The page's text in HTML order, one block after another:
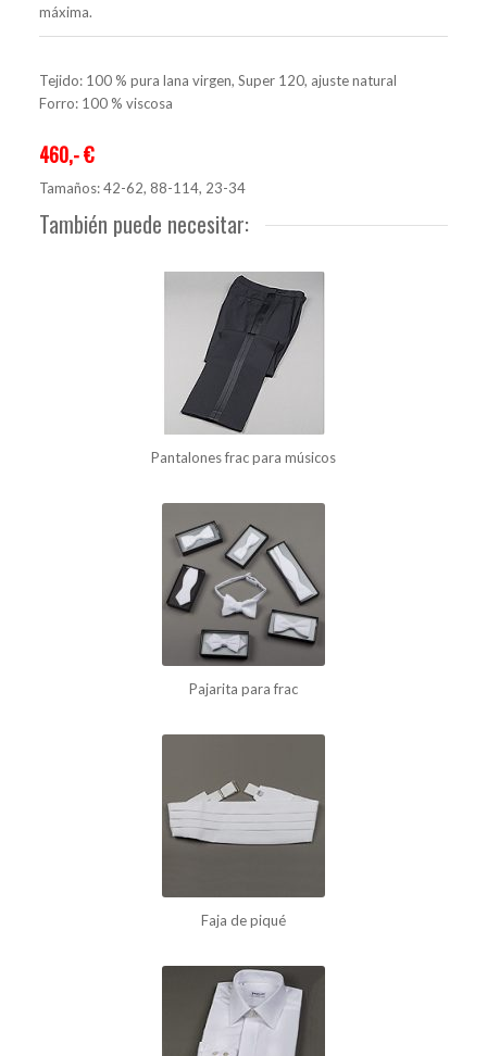
máxima.
Tejido: 100 % pura lana virgen, Super 120, ajuste natural
Forro: 100 % viscosa
460,- €
Tamaños: 42-62, 88-114, 23-34
También puede necesitar:
Pantalones frac para músicos
Pajarita para frac
Faja de piqué